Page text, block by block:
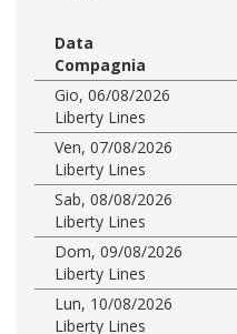
Data
Compagnia
Gio, 06/08/2026
Liberty Lines
Ven, 07/08/2026
Liberty Lines
Sab, 08/08/2026
Liberty Lines
Dom, 09/08/2026
Liberty Lines
Lun, 10/08/2026
Liberty Lines